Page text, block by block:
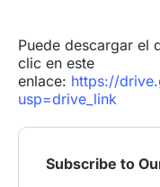
Puede descargar el
clic en este
enlace: https://
usp=drive_link
Subscribe to